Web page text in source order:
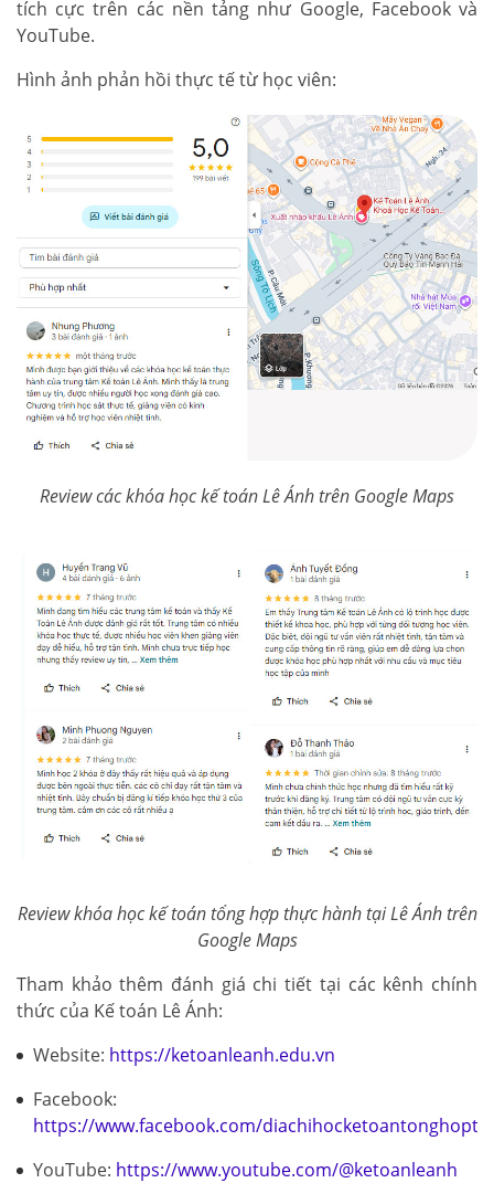
tích cực trên các nền tảng như Google, Facebook và
YouTube.
Hình ảnh phản hồi thực tế từ học viên:
Review các khóa học kế toán Lê Ánh trên Google Maps
Review khóa học kế toán tổng hợp thực hành tại Lê Ánh trên
Google Maps
Tham khảo thêm đánh giá chi tiết tại các kênh chính
thức của Kế toán Lê Ánh:
Website: https://ketoanleanh.edu.vn
Facebook:
https://www.facebook.com/
YouTube: https://www.youtube.com/@ketoanleanh